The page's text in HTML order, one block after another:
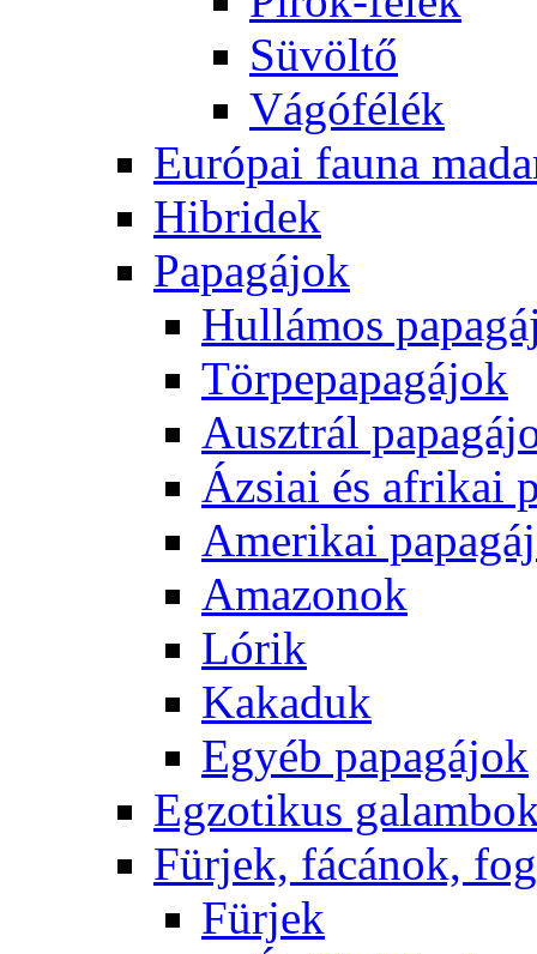
Süvöltő
Vágófélék
Európai fauna
Hibridek
Papagájok
Hullámos
Törpepapagájok
Ausztrál
Ázsiai és afrikai
Amerikai
Amazonok
Lórik
Kakaduk
Egyéb papagájok
Egzotikus
Fürjek, fácánok,
Fürjek